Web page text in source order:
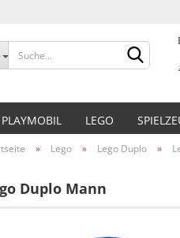
Sprache auswählen
Lieferland
PLAYMOBIL LEGO
» Lego » Lego Duplo »
Duplo Mann